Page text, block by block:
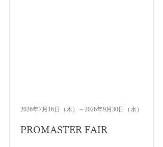
2026年7月16日（木）～2026年9月30日（水）
PROMASTER FAIR